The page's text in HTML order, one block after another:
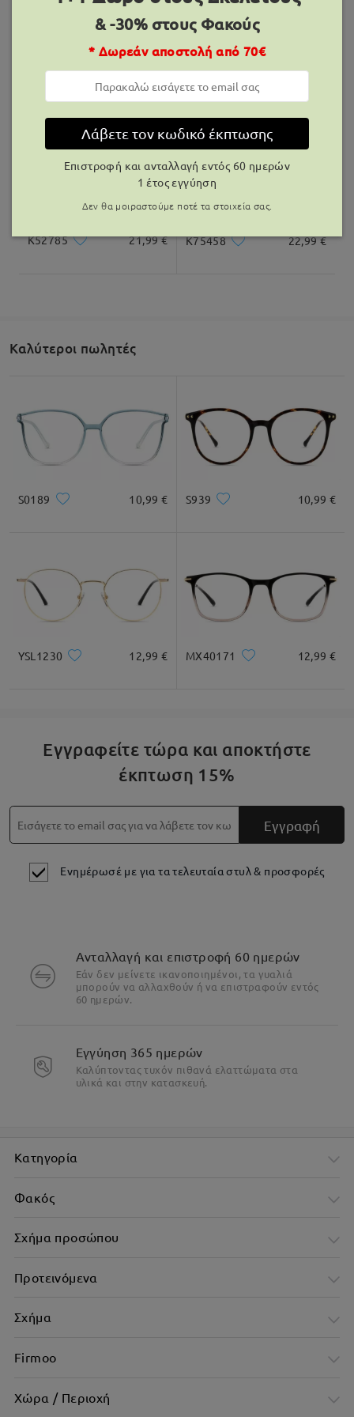
Παραδόθηκε
12,99 € K28606
K52785 21,99 € K75458 22,99 €
Καλύτεροι πωλητές
S0189 10,99 € S939 10,99 €
YSL1230 12,99 € MX40171 12,99 €
Εγγραφείτε τώρα και αποκτήστε
έκπτωση 15%
Εγγραφή
Ενημέρωσέ με για τα τελευταία στυλ & προσφορές
Ανταλλαγή και επιστροφή 60 ημερών
Εάν δεν μείνετε ικανοποιημένοι, τα γυαλιά
μπορούν να αλλαχθούν ή να επιστραφούν εντός
60 ημερών.
Εγγύηση 365 ημερών
Καλύπτοντας τυχόν πιθανά ελαττώματα στα
υλικά και στην κατασκευή.
Κατηγορία
Φακός
Σχήμα προσώπου
Προτεινόμενα
Σχήμα
Firmoo
Χώρα / Περιοχή
& -30% στους Φακούς
* Δωρεάν αποστολή από 70€
Λάβετε τον κωδικό έκπτωσης
Επιστροφή και ανταλλαγή εντός 60 ημερών
1 έτος εγγύηση
Δεν θα μοιραστούμε ποτέ τα στοιχεία σας.